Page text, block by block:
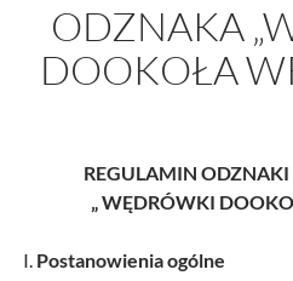
ODZNAKA
DOOKOŁA
REGULAMIN
„ WĘDRÓWKI
Postanowienia ogólne